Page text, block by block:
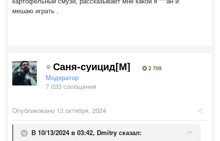
мешаю играть .
Саня-суицид[М] 2 709
Модератор
7 033 сообщения
Опубликовано 13 октября, 2024
В 10/13/2024 в 03:42, Dmitry сказал: